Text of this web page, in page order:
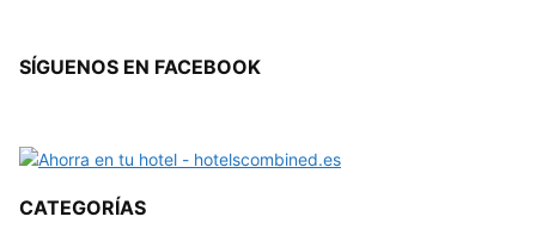
SÍGUENOS EN FACEBOOK
CATEGORÍAS